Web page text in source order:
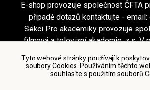
Tyto webové stránky používají k
soubory Cookies. Používáním těchto
souhlasíte s použitím souborů
E-shop provozuje společnost ČFTA
případě dotazů kontaktujte - email:
Sekci Pro akademiky provozuje
filmová a televizní akademie, z.s. V
Podmínky užití a zásady ochrany